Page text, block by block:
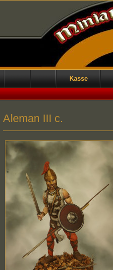
Kasse
Aleman III c.